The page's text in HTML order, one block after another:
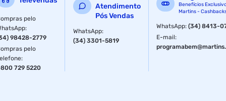
pelo
:
98428-2779
pelo
:
729 5220
Atendimento
Pós Vendas
WhatsApp:
(34) 3301-5819
Benefícios
Martins -
WhatsApp:(34) 8413-
E-mail: